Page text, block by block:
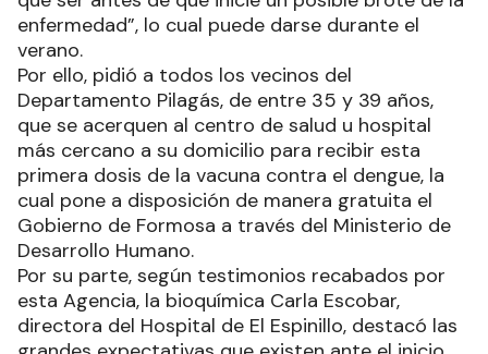
enfermedad”, lo cual puede darse durante el
verano.
Por ello, pidió a todos los vecinos del
Departamento Pilagás, de entre 35 y 39 años,
que se acerquen al centro de salud u hospital
más cercano a su domicilio para recibir esta
primera dosis de la vacuna contra el dengue, la
cual pone a disposición de manera gratuita el
Gobierno de Formosa a través del Ministerio de
Desarrollo Humano.
Por su parte, según testimonios recabados por
esta Agencia, la bioquímica Carla Escobar,
directora del Hospital de El Espinillo, destacó las